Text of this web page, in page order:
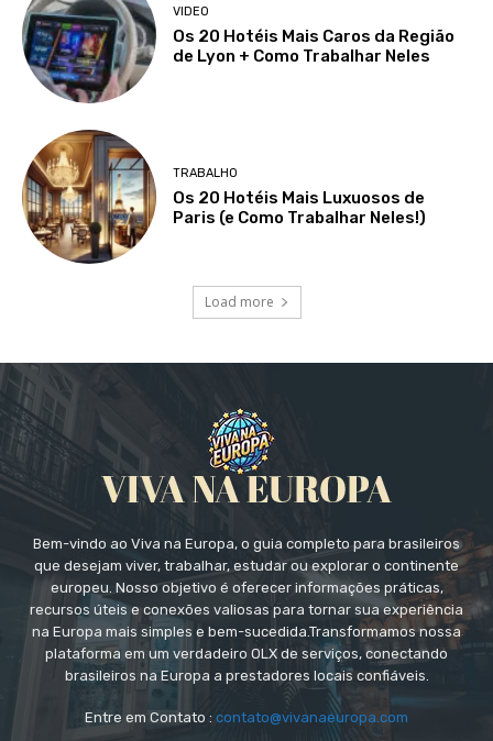
VIDEO
Os 20 Hotéis Mais Caros da Região
de Lyon + Como Trabalhar Neles
TRABALHO
Os 20 Hotéis Mais Luxuosos de
Paris (e Como Trabalhar Neles!)
Load more
Bem-vindo ao Viva na Europa, o guia completo para brasileiros
que desejam viver, trabalhar, estudar ou explorar o continente
europeu. Nosso objetivo é oferecer informações práticas,
recursos úteis e conexões valiosas para tornar sua experiência
na Europa mais simples e bem-sucedida.Transformamos nossa
plataforma em um verdadeiro OLX de serviços, conectando
brasileiros na Europa a prestadores locais confiáveis.
Entre em Contato : contato@vivanaeuropa.com